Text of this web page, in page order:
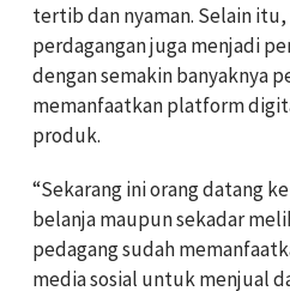
tertib dan nyaman. Selain
perdagangan juga menjadi
dengan semakin banyaknya
memanfaatkan platform
produk.
“Sekarang ini orang datang
belanja maupun sekadar
pedagang sudah
media sosial untuk menjual